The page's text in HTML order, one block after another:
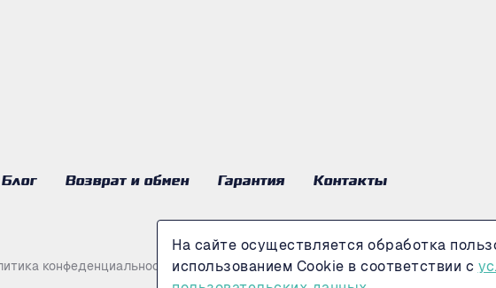
Блог Возврат и обмен Гарантия Контакты
конфеденциальности
На сайте осуществляется обработка
использованием Cookie в соответствии с